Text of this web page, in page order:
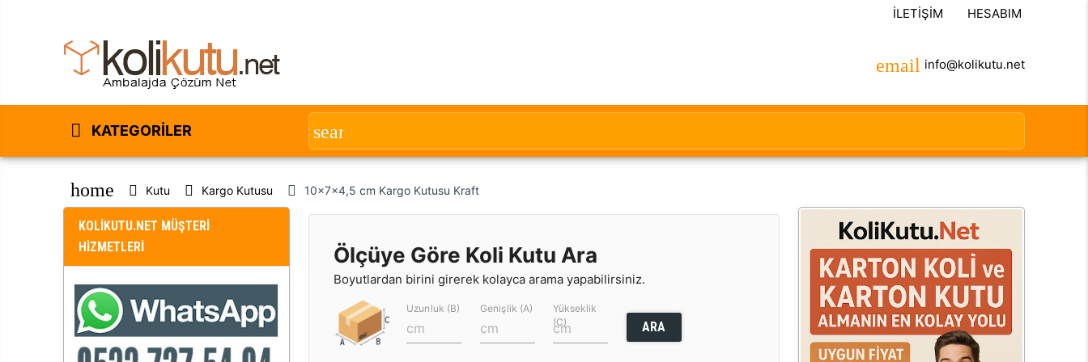
İLETIŞIM HESABIM
info@kolikutu.net
KATEGORILER
home Kutu Kargo Kutusu 10x7x4,5 cm Kargo Kutusu Kraft
KOLİKUTU.NET MÜŞTERİ
HİZMETLERİ
Ölçüye Göre Koli Kutu Ara
Boyutlardan birini girerek kolayca arama yapabilirsiniz.
Uzunluk (B) Genişlik (A)
Yükseklik
(C)
ARA